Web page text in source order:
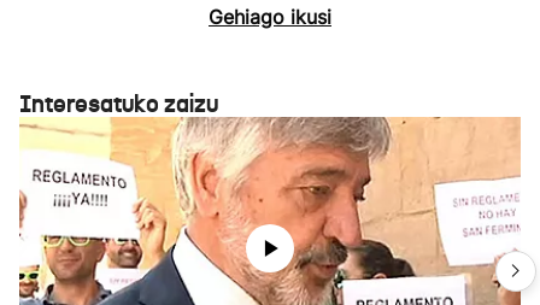
Gehiago ikusi
Interesatuko zaizu